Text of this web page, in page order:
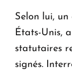
Selon lui,
États-Unis,
statutaires
signés.